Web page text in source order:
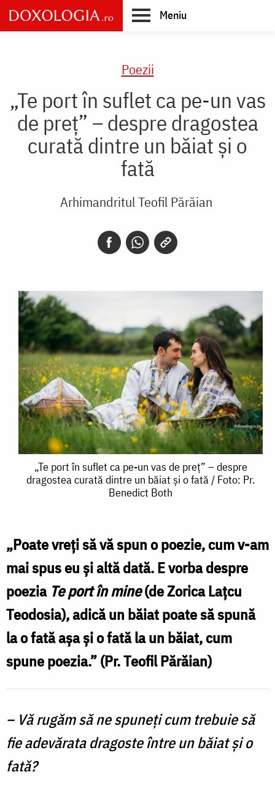
Skip
to
main
Meniu
Poezii
„Te port în suflet ca pe-un vas
de preț” – despre dragostea
curată dintre un băiat și o
fată
Arhimandritul Teofil Părăian
port
ca
pe-
un
vas
de
preț”
dragostea
curată
dintre
„Te port în suflet ca pe-un vas de preț” – despre
dragostea curată dintre un băiat și o fată / Foto: Pr.
Benedict Both
„Poate vreţi să vă spun o poezie, cum v-am
mai spus eu şi altă dată. E vorba despre
poezia Te port în mine(de Zorica Lațcu
Teodosia), adică un băiat poate să spună
la o fată aşa şi o fată la un băiat, cum
spune poezia.” (Pr. Teofil Părăian)
– Vă rugăm să ne spuneţi cum trebuie să
fie adevărata dragoste între un băiat şi o
fată?